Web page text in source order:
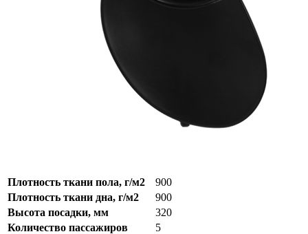
бесплатно в день заказа по
Москве и МО (до 10 км. от
МКАД), максимально быстро
780
Плотность ткани пола, г/м2
900
Плотность ткани дна, г/м2
900
Высота посадки, мм
320
Количество пассажиров
5